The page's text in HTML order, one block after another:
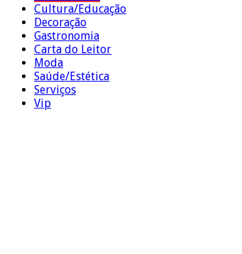
Cultura/Educação
Decoração
Gastronomia
Carta do Leitor
Moda
Saúde/Estética
Serviços
Vip